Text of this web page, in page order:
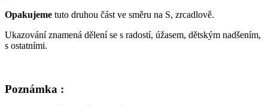
Opakujeme tuto druhou část ve směru na S, zrcadlově.
Ukazování znamená dělení se s radostí, úžasem, dětským nadšením,
s ostatními.
Poznámka :